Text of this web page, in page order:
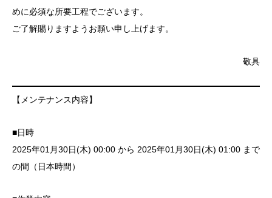
めに必須な所要工程でございます。
ご了解賜りますようお願い申し上げます。
敬具
【メンテナンス内容】
■日時
2025年01月30日(木) 00:00 から 2025年01月30日(木) 01:00 まで
の間（日本時間）